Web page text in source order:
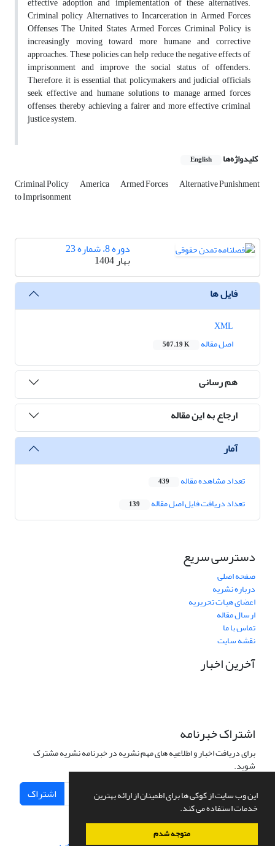
این وب سایت از کوکی ها برای اطمینان از ارائه بهترین
خدمات استفاده می کند.
متوجه شدم
Criminal policy Alternatives to Incarceration in Armed Forces
Offenses The United States Armed Forces Criminal Policy is
increasingly moving toward more humane and corrective
approaches. These policies can help reduce the negative effects of
imprisonment and improve the social status of offenders.
Therefore, it is essential that policymakers and judicial officials
seek effective and humane solutions to manage armed forces
offenses, thereby achieving a fairer and more effective criminal
justice system.
کلیدواژه‌ها English
Criminal Policy America Armed Forces Alternative Punishment
to Imprisonment
دوره 8، شماره 23
بهار 1404
فایل ها
اصل مقاله
507.19 K
هم رسانی
ارجاع به این مقاله
آمار
تعداد مشاهده مقاله 439
تعداد دریافت فایل اصل مقاله 139
دسترسی سریع
صفحه اصلی
درباره نشریه
اعضای هیات تحریریه
ارسال مقاله
تماس با ما
نقشه سایت
آخرین اخبار
اشتراک خبرنامه
برای دریافت اخبار و اطلاعیه های مهم نشریه در خبرنامه نشریه مشترک
شوید.
اشتراک